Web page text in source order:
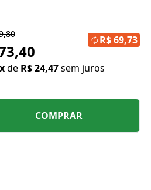
de R$ 24,47sem juros
R$ 69,73
COMPRAR